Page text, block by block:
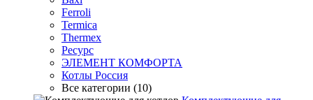
Ferroli
Termica
Thermex
Ресурс
ЭЛЕМЕНТ КОМФОРТА
Котлы Россия
Все категории (10)